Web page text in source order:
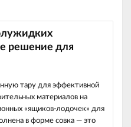
решение для
тару для эффективной
материалов на
«ящиков‑лодочек» для
в форме совка — это